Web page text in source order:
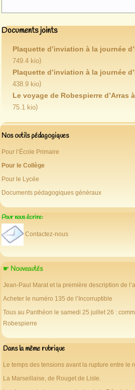
Documents joints
Plaquette d’inviation à la journée
749.4 kio)
Plaquette d’inviation à la journée
438.9 kio)
Le voyage de Robespierre d’Arras
75.1 kio)
Nos outils pédagogiques
Pour l’École Primaire
Pour le Collège
Pour le Lycée
Documents pédagogiques généraux
Pour nous écrire:
Contactez-nous
☛ Nouveautés
Jean-Paul Marat et la première description de
Acheter le numéro 135 de l’Incorruptible
Tous au Panthéon le samedi 25 juillet 26 :
Robespierre
Dans la même rubrique
Le temps des tensions avant la rupture entre le
La Marseillaise, de Rouget de Lisle.